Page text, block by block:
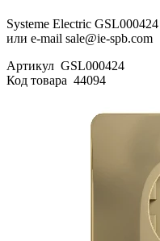
Systeme Electric
или e-mail sale@ie-spb.com
Артикул GSL000424
Код товара 44094